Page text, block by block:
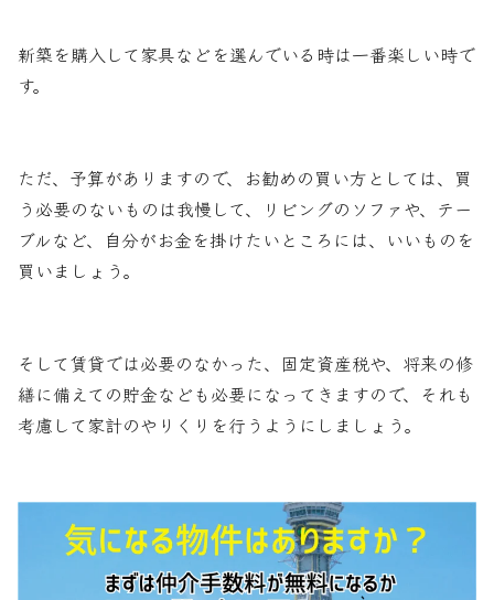
新築を購入して家具などを選んでいる時は一番楽しい時で
す。
ただ、予算がありますので、お勧めの買い方としては、買
う必要のないものは我慢して、リビングのソファや、テー
ブルなど、自分がお金を掛けたいところには、いいものを
買いましょう。
そして賃貸では必要のなかった、固定資産税や、将来の修
繕に備えての貯金なども必要になってきますので、それも
考慮して家計のやりくりを行うようにしましょう。